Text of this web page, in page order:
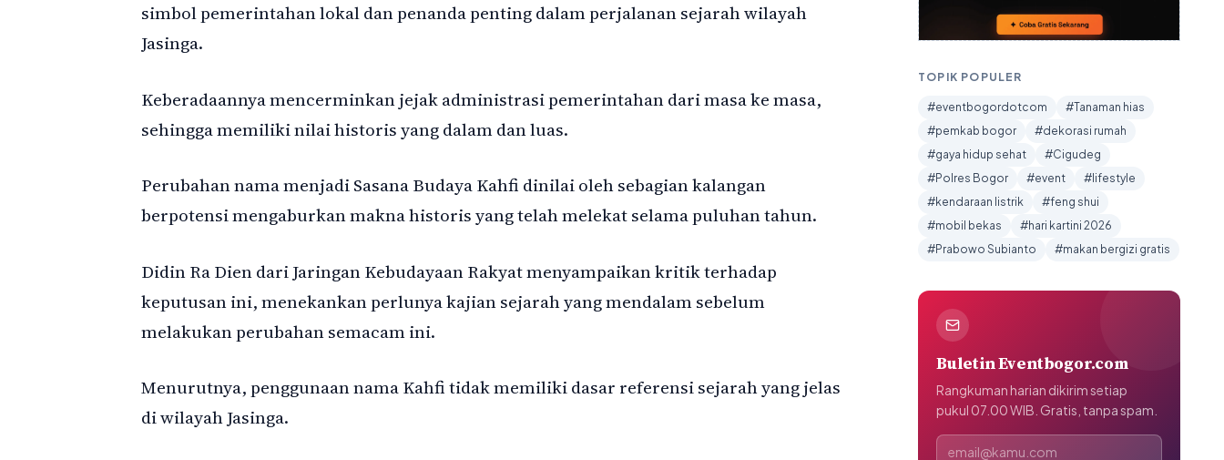
simbol pemerintahan lokal dan penanda penting dalam perjalanan sejarah wilayah
Jasinga.
Keberadaannya mencerminkan jejak administrasi pemerintahan dari masa ke masa,
sehingga memiliki nilai historis yang dalam dan luas.
Perubahan nama menjadi Sasana Budaya Kahfi dinilai oleh sebagian kalangan
berpotensi mengaburkan makna historis yang telah melekat selama puluhan tahun.
Didin Ra Dien dari Jaringan Kebudayaan Rakyat menyampaikan kritik terhadap
keputusan ini, menekankan perlunya kajian sejarah yang mendalam sebelum
melakukan perubahan semacam ini.
Menurutnya, penggunaan nama Kahfi tidak memiliki dasar referensi sejarah yang jelas
di wilayah Jasinga.
TOPIK POPULER
#eventbogordotcom
#Tanaman hias
#pemkab bogor
#dekorasi rumah
#gaya hidup sehat
#Cigudeg
#Polres Bogor
#event
#lifestyle
#kendaraan listrik
#feng shui
#mobil bekas
#hari kartini 2026
#Prabowo Subianto
#makan bergizi gratis
Buletin Eventbogor.com
Rangkuman harian dikirim setiap
pukul 07.00 WIB. Gratis, tanpa spam.
Alamat email